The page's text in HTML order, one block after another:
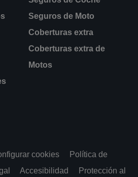
Seguros de Moto
Coberturas extra
Coberturas extra de
Motos
cookies
Política de
Accesibilidad
Protección al